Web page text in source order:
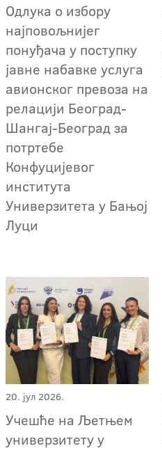
Одлука о избору
најповољнијег
понуђача у поступку
јавне набавке услуга
авионског превоза на
релацији Београд-
Шангај-Београд за
потртебе
Конфуцијевог
института
Универзитета у Бањој
Луци
20. јул 2026.
Учешће на Љетњем
универзитету у